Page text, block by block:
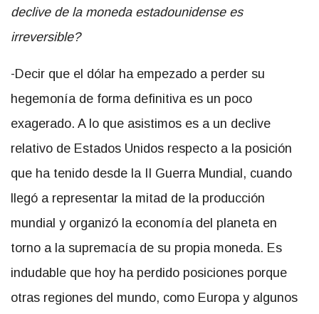
declive de la moneda estadounidense es
irreversible?
-Decir que el dólar ha empezado a perder su
hegemonía de forma definitiva es un poco
exagerado. A lo que asistimos es a un declive
relativo de Estados Unidos respecto a la posición
que ha tenido desde la II Guerra Mundial, cuando
llegó a representar la mitad de la producción
mundial y organizó la economía del planeta en
torno a la supremacía de su propia moneda. Es
indudable que hoy ha perdido posiciones porque
otras regiones del mundo, como Europa y algunos